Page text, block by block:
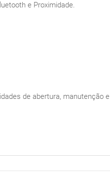
e Proximidade.
de abertura, manutenção e